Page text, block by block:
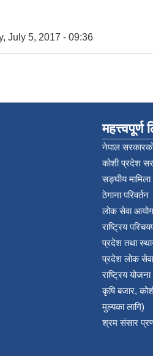
July 5, 2017 - 09:36
नेपाल
कोशी प्रदेश
सङ्‍घीय
ठेगाना परिवर्तन
लोक सेवा आयोग
राष्ट्रिय
प्रदेश तथा
प्रदेश लोक
राष्ट्रिय
कृषि बजार,
मुल्यका लागि)
श्रम संसार